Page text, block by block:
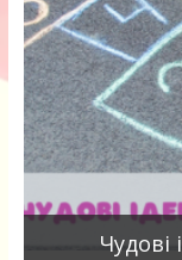
Чудові